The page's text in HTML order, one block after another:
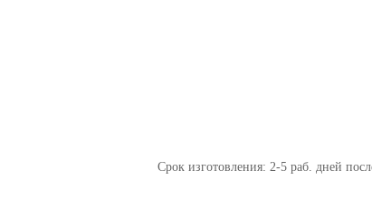
Срок изготовления: 2-5 раб. дней